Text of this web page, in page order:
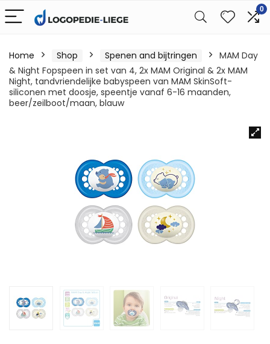
0
Home Shop Spenen and bijtringen
MAM Day
& Night Fopspeen in set van 4, 2x MAM Original & 2x MAM
Night, tandvriendelijke babyspeen van MAM SkinSoft-
siliconen met doosje, speentje vanaf 6-16 maanden,
beer/zeilboot/maan, blauw